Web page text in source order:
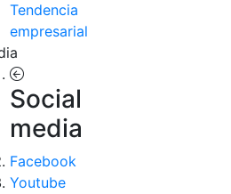
Tendencia
empresarial
Social
media
Facebook
Youtube